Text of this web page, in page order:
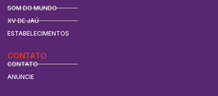
SOM DO MUNDO
XV DE JAÚ
ESTABELECIMENTOS
CONTATO
CONTATO
ANUNCIE